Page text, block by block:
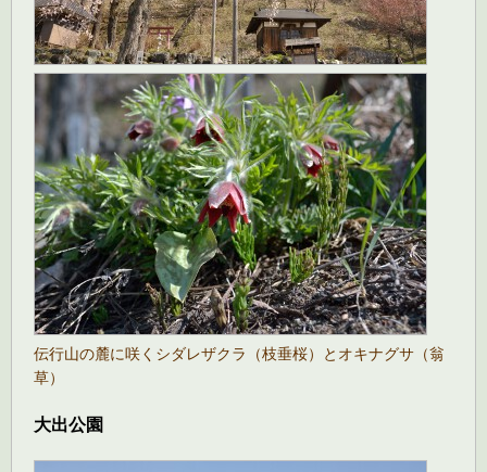
伝行山の麓に咲くシダレザクラ（枝垂桜）とオキナグサ（翁
草）
大出公園